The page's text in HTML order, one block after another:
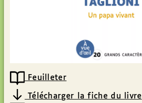
Feuilleter
Télécharger la fiche du livre